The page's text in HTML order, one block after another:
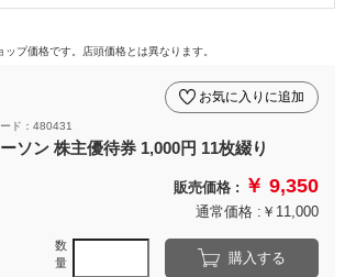
プ価格です。店頭価格とは異なります。
ド：480431
ソン 株主優待券 1,000円 11枚綴り
お気に入りに追加
販売価格 : ￥ 9,350
通常価格 :￥11,000
数
量
購入する